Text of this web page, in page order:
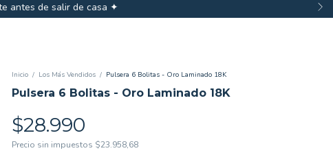
de salir de casa ✦
Inicio / Los Más Vendidos / Pulsera 6 Bolitas - Oro Laminado 18K
Pulsera 6 Bolitas - Oro Laminado 18K
$28.990
Precio sin impuestos $23.958,68